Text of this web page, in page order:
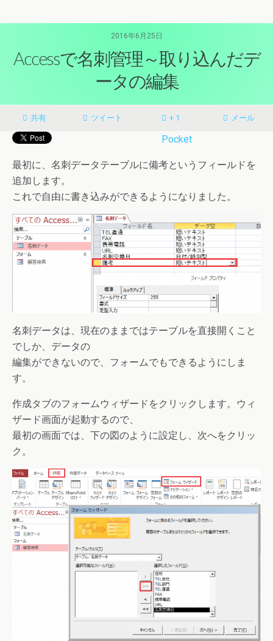
2016年6月25日
Accessで名刺管理～取り込んだデ
ータの編集
共有 ツイート + 1 メール
Pocket
最初に、名刺データテーブルに備考というフィールドを
追加します。
これで自由に書き込みができるようになりました。
名刺データは、現在のままではテーブルを直接開くこと
でしか、データの
編集ができないので、フォームでもできるようにしま
す。
作成タブのフォームウィザードをクリックします。ウィ
ザード画面が起動するので、
最初の画面では、下の図のように設定し、次へをクリッ
ク。